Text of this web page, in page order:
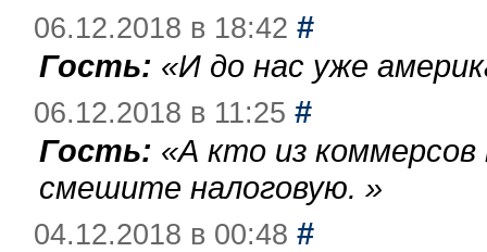
06.12.2018 в 18:42 #
Гость: «И до нас уже
06.12.2018 в 11:25 #
Гость: «А кто из
смешите налоговую. »
04.12.2018 в 00:48 #